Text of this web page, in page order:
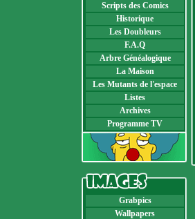
Scripts des Comics
Historique
Les Doubleurs
F.A.Q
Arbre Généalogique
La Maison
Les Mutants de l'espace
Listes
Archives
Programme TV
Grabpics
Wallpapers